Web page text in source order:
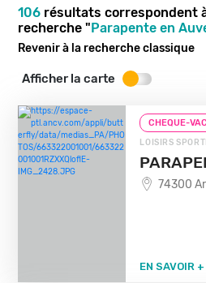
106 résultats correspondent
recherche "Parapente en
Revenir à la recherche classique
Afficher la carte
CHEQUE-
LOISIRS
74300
EN SAVOIR +